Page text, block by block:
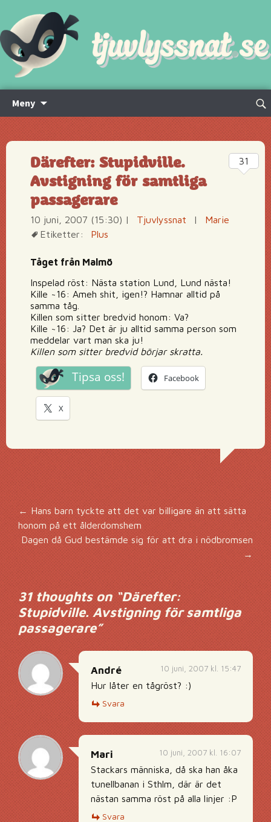
Meny
innehåll
Sök
Därefter: Stupidville.
Avstigning för samtliga
passagerare
10 juni, 2007 (15:30) | Tjuvlyssnat |
Marie
Etiketter:
Plus
Tåget från Malmö
Inspelad röst: Nästa station Lund, Lund nästa!
Kille ~16: Ameh shit, igen!? Hamnar alltid på
samma tåg.
Killen som sitter bredvid honom: Va?
Kille ~16: Ja? Det är ju alltid samma person som
meddelar vart man ska ju!
Killen som sitter bredvid börjar skratta.
Tipsa oss! Facebook
X
31
Inläggsnavigering
←Hans barn tyckte att det var billigare än att sätta
honom på ett ålderdomshem
Dagen då Gud bestämde sig för att dra i nödbromsen
→
31 thoughts on “Därefter:
Stupidville. Avstigning för samtliga
passagerare”
10 juni, 2007 kl. 15:47
André
Hur låter en tågröst? :)
Svara
10 juni, 2007 kl. 16:07
Mari
Stackars människa, då ska han åka
tunellbanan i Sthlm, där är det
nästan samma röst på alla linjer :P
Svara